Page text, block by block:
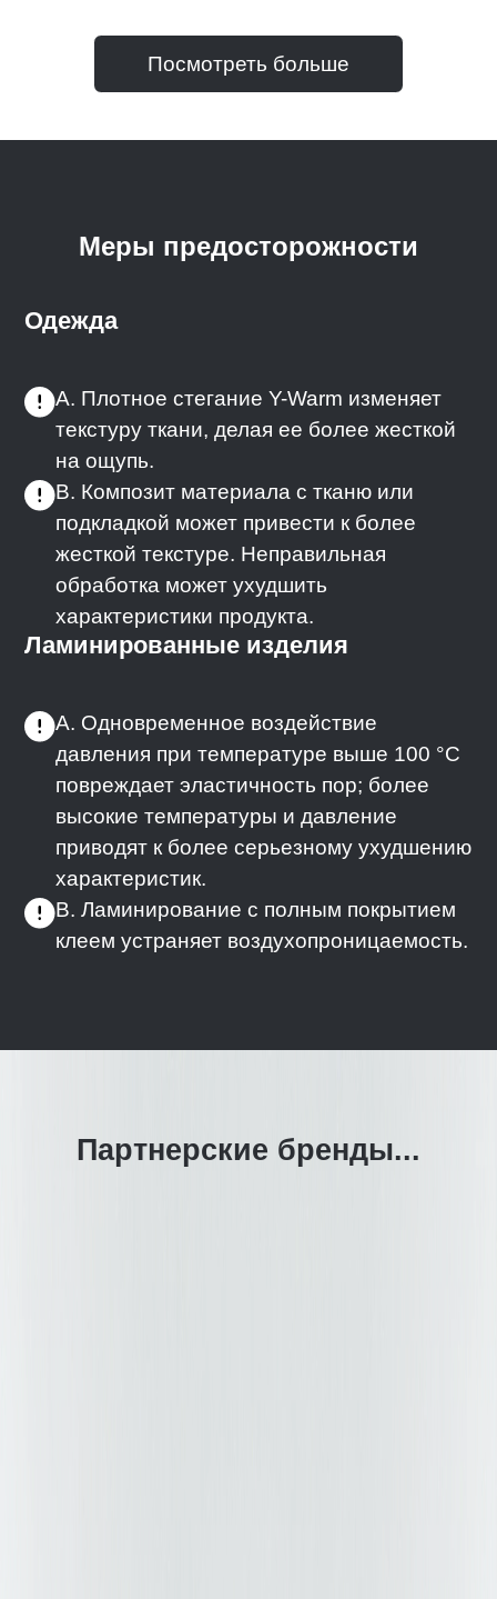
Посмотреть больше
Меры предосторожности
Одежда
A. Плотное стегание Y-Warm изменяет
текстуру ткани, делая ее более жесткой
на ощупь.
B. Композит материала с тканю или
подкладкой может привести к более
жесткой текстуре. Неправильная
обработка может ухудшить
характеристики продукта.
Ламинированные изделия
A. Одновременное воздействие
давления при температуре выше 100 °C
повреждает эластичность пор; более
высокие температуры и давление
приводят к более серьезному ухудшению
характеристик.
B. Ламинирование с полным покрытием
клеем устраняет воздухопроницаемость.
Партнерские бренды...